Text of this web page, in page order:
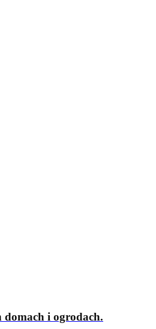
domach i ogrodach.